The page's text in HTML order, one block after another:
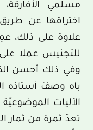
مسلمي
اختراقها عن
علاوة على ذلك،
للتجنيس عملا على
وفي ذلك أحسن
باه وصفَ أستاذه
الآليات
تعدّ ثمرة من